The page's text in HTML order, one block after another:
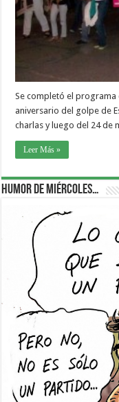
Se completó el
aniversario del golpe de
charlas y luego del 24 de
Leer Más »
Humor de Miércoles…